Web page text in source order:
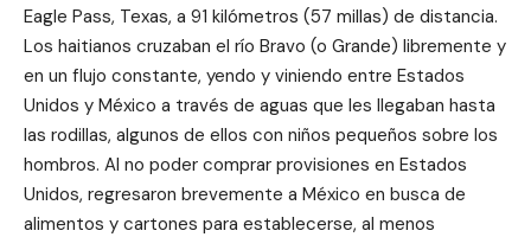
Eagle Pass, Texas, a 91 kilómetros (57 millas) de distancia.
Los haitianos cruzaban el río Bravo (o Grande) libremente y
en un flujo constante, yendo y viniendo entre Estados
Unidos y México a través de aguas que les llegaban hasta
las rodillas, algunos de ellos con niños pequeños sobre los
hombros. Al no poder comprar provisiones en Estados
Unidos, regresaron brevemente a México en busca de
alimentos y cartones para establecerse, al menos